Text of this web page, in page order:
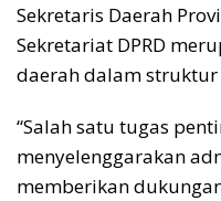
Sekretaris Daerah
Sekretariat DPRD
daerah dalam
“Salah satu tugas
menyelenggarakan
memberikan